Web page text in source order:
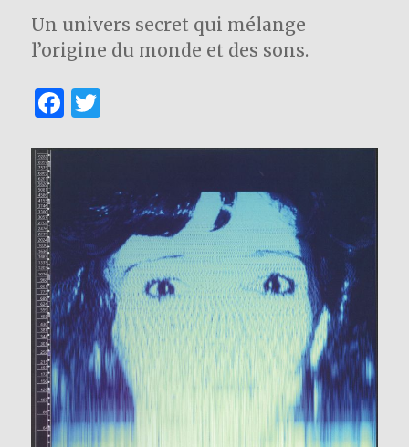
Un univers secret qui mélange
l’origine du monde et des sons.
F
o
o
k
te
r